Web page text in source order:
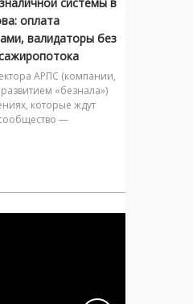
оплата
валидаторы без
АРПС (компании,
«безнала»)
которые ждут
—